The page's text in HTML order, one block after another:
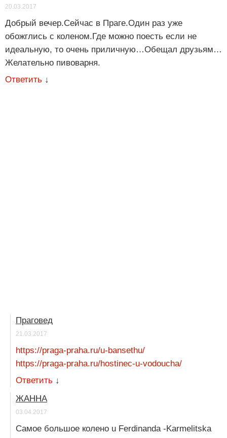
20.03.2017
Добрый вечер.Сейчас в Праге.Один раз уже
обожглись с коленом.Где можно поесть если не
идеальную, то очень приличную…Обещал друзьям…
Желательно пивоварня.
Ответить ↓
Праговед
21.03.2017
https://praga-praha.ru/u-bansethu/
https://praga-praha.ru/hostinec-u-vodoucha/
Ответить ↓
ЖАННА
03.04.2017
Самое большое колено u Ferdinanda -Karmelitska